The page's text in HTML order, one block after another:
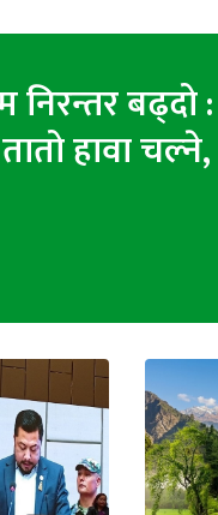
निरन्तर बढ्दो :
हावा